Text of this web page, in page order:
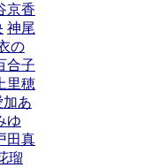
京香
神尾
の
合子
里穂
加あ
ゆ
田真
瑠